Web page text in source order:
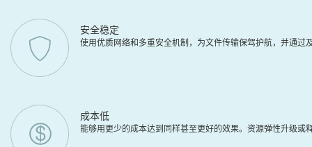
安全稳定
使用优质网络和多重安全机制，为文件传输保驾护航，并通
成本低
能够用更少的成本达到同样甚至更好的效果。资源弹性升级或